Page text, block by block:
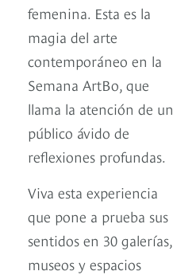
femenina. Esta es la
magia del arte
contemporáneo en la
Semana ArtBo, que
llama la atención de un
público ávido de
reflexiones profundas.
Viva esta experiencia
que pone a prueba sus
sentidos en 30 galerías,
museos y espacios